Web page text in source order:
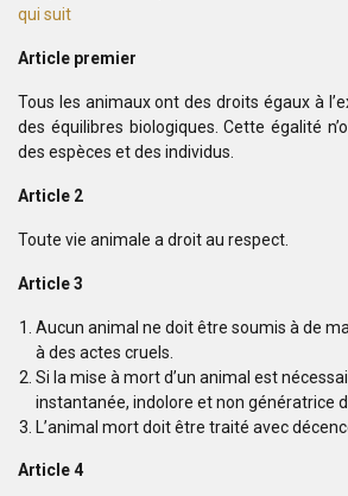
qui suit
Article premier
Tous les animaux ont des droits égaux à
des équilibres biologiques. Cette égalité
des espèces et des individus.
Article 2
Toute vie animale a droit au respect.
Article 3
Aucun animal ne doit être soumis à de
à des actes cruels.
Si la mise à mort d’un animal est
instantanée, indolore et non génératrice
L’animal mort doit être traité avec
Article 4